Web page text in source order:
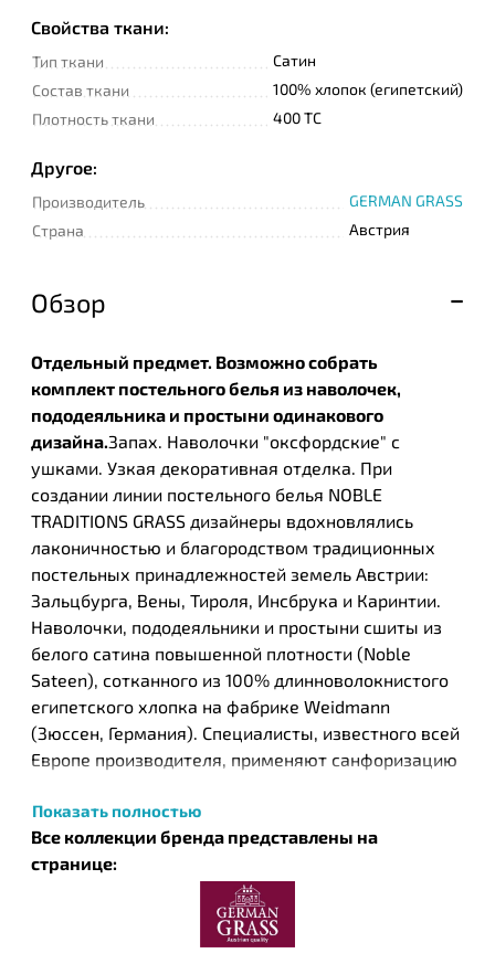
Свойства ткани:
Тип ткани
Сатин
Состав ткани
100% хлопок (египетский)
Плотность ткани
400 TC
Другое:
Производитель
GERMAN GRASS
Страна
Австрия
Обзор
Отдельный предмет. Возможно собрать
комплект постельного белья из наволочек,
пододеяльника и простыни одинакового
дизайна.Запах. Наволочки "оксфордские" с
ушками. Узкая декоративная отделка. При
создании линии постельного белья NOBLE
TRADITIONS GRASS дизайнеры вдохновлялись
лаконичностью и благородством традиционных
постельных принадлежностей земель Австрии:
Зальцбурга, Вены, Тироля, Инсбрука и Каринтии.
Наволочки, пододеяльники и простыни сшиты из
белого сатина повышенной плотности (Noble
Sateen), сотканного из 100% длинноволокнистого
египетского хлопка на фабрике Weidmann
(Зюссен, Германия). Специалисты, известного всей
Европе производителя, применяют санфоризацию
сатинам состояние «пуховой мягкости».
Коллекции отличаются типом и цветом
декоративной отделки: широкая и узкая цветная
отделка, кант разных цветов или кружево. Каждое
изделие NOBLE TRADITIONS GRASS упаковано
индивидуально в ПВХ- конверт (наволочки по 2
Показать полностью
Все коллекции бренда представлены на
странице: